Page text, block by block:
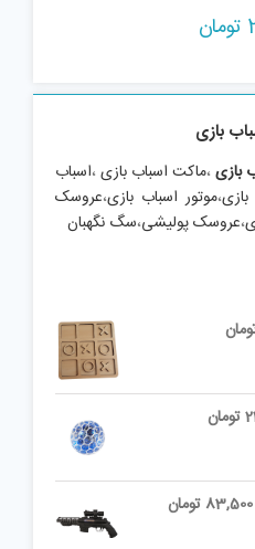
تومان
بازی
بازی،ماکت اسباب بازی،اسباب
،موتور اسباب بازی،عروسک
،عروسک پولیشی،سگ نگهبان
تومان
83,500 تومان